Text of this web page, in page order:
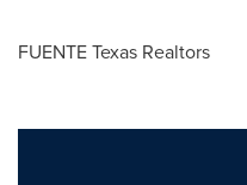
FUENTE Texas Realtors